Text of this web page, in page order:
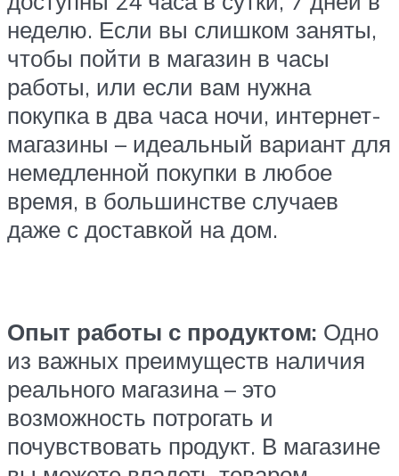
неделю. Если вы слишком заняты,
чтобы пойти в магазин в часы
работы, или если вам нужна
покупка в два часа ночи, интернет-
магазины – идеальный вариант для
немедленной покупки в любое
время, в большинстве случаев
даже с доставкой на дом.
Опыт работы с продуктом: Одно
из важных преимуществ наличия
реального магазина – это
возможность потрогать и
почувствовать продукт. В магазине